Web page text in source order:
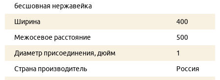
бесшовная нержавейка
Ширина
400
Межосевое расстояние
500
Диаметр присоединения, дюйм
1
Страна производитель
Россия